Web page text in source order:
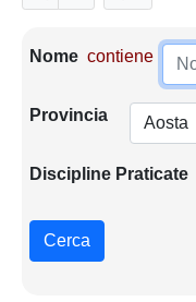
Nome contiene
Provincia Aosta
Discipline Praticate
Cerca